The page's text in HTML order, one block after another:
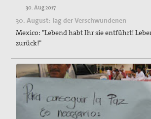
30. Aug 2017
30. August: Tag der Verschwundenen
Mexico: "Lebend habt Ihr sie entführt!
zurück!"